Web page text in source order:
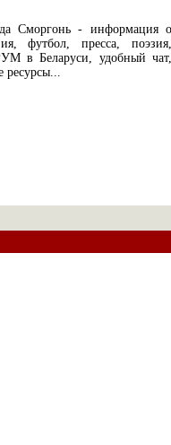
Сморгонь - информация о
футбол, пресса, поэзия,
Беларуси, удобный чат,
ресурсы...